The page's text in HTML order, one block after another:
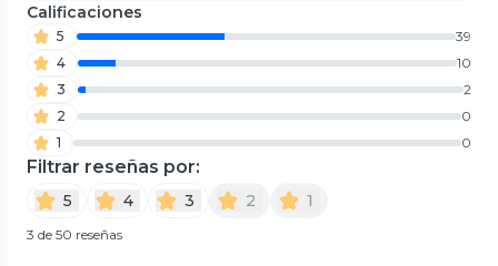
Calificaciones
5
39
4
10
3
2
2
0
1
0
Filtrar reseñas por:
5 4 3 2 1
3 de 50 reseñas